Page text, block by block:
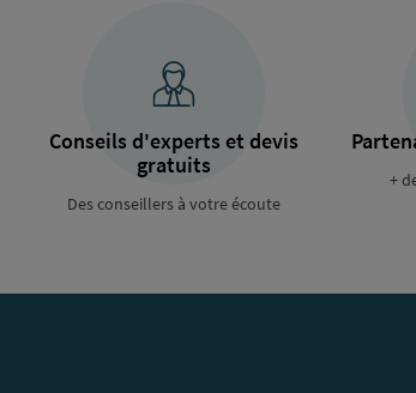
Conseils d'experts et devis
gratuits
Des conseillers à votre écoute
+